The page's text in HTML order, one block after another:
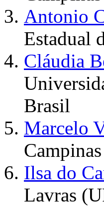
Antonio
Estadual
Cláudia
Brasil
Marcelo
Ilsa do
Lavras